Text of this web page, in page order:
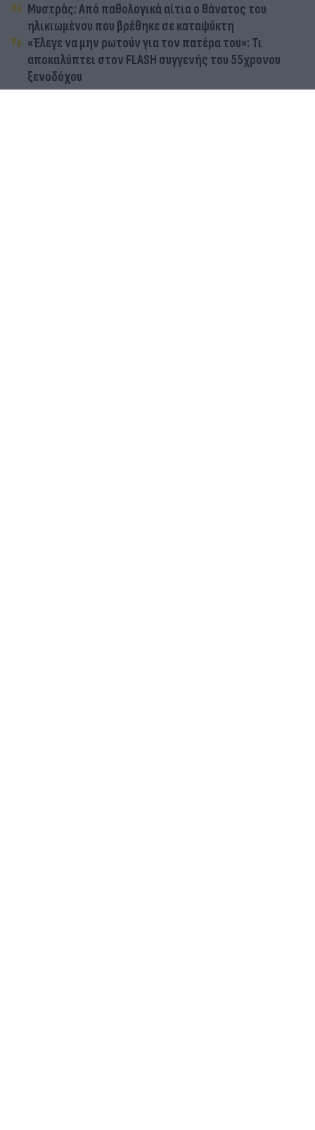
Μυστράς: Από παθολογικά αίτια ο θάνατος του
ηλικιωμένου που βρέθηκε σε καταψύκτη
«Έλεγε να μην ρωτούν για τον πατέρα του»: Τι
αποκαλύπτει στον FLASH συγγενής του 55χρονου
ξενοδόχου